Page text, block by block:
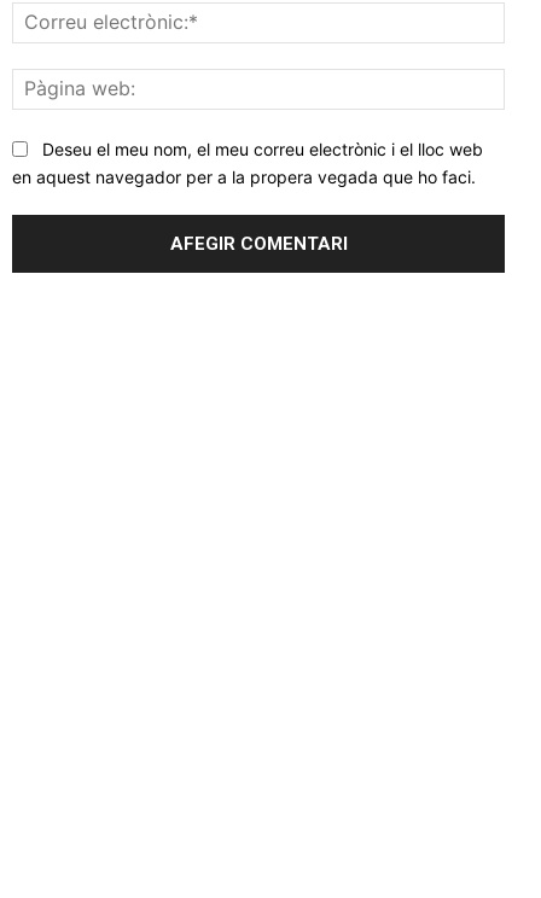
web:
Deseu el meu nom, el meu correu electrònic i el lloc web
en aquest navegador per a la propera vegada que ho faci.